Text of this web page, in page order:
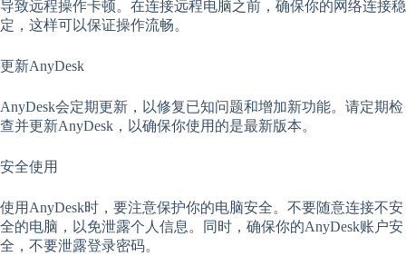
导致远程操作卡顿。在连接远程电脑之前，确保你的网络连接稳
定，这样可以保证操作流畅。
更新AnyDesk
AnyDesk会定期更新，以修复已知问题和增加新功能。请定期检
查并更新AnyDesk，以确保你使用的是最新版本。
安全使用
使用AnyDesk时，要注意保护你的电脑安全。不要随意连接不安
全的电脑，以免泄露个人信息。同时，确保你的AnyDesk账户安
全，不要泄露登录密码。